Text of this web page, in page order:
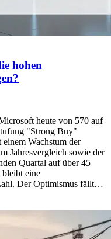
hohen
heute von 570 auf
"Strong Buy"
Wachstum der
Jahresvergleich sowie der
Quartal auf über 45
bleibt eine
Der Optimismus fällt…